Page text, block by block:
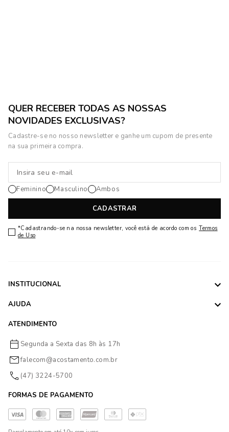
QUER RECEBER TODAS AS NOSSAS
NOVIDADES EXCLUSIVAS?
Cadastre-se no nosso newsletter e ganhe um cupom de presente
na sua primeira compra.
CADASTRAR
Feminino Masculino Ambos
*Cadastrando-se na nossa newsletter, você está de acordo com os Termos
de Uso
INSTITUCIONAL
AJUDA
ATENDIMENTO
Segunda a Sexta das 8h às 17h
falecom@acostamento.com.br
(47) 3224-5700
FORMAS DE PAGAMENTO